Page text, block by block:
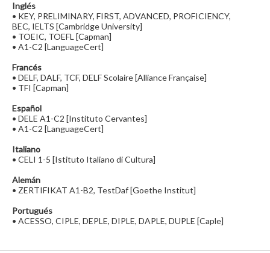
Inglés
• KEY, PRELIMINARY, FIRST, ADVANCED, PROFICIENCY,
BEC, IELTS [Cambridge University]
• TOEIC, TOEFL [Capman]
• A1-C2 [LanguageCert]
Francés
• DELF, DALF, TCF, DELF Scolaire [Alliance Française]
• TFI [Capman]
Español
• DELE A1-C2 [Instituto Cervantes]
• A1-C2 [LanguageCert]
Italiano
• CELI 1-5 [Istituto Italiano di Cultura]
Alemán
• ZERTIFIKAT A1-B2, TestDaf [Goethe Institut]
Portugués
• ACESSO, CIPLE, DEPLE, DIPLE, DAPLE, DUPLE [Caple]